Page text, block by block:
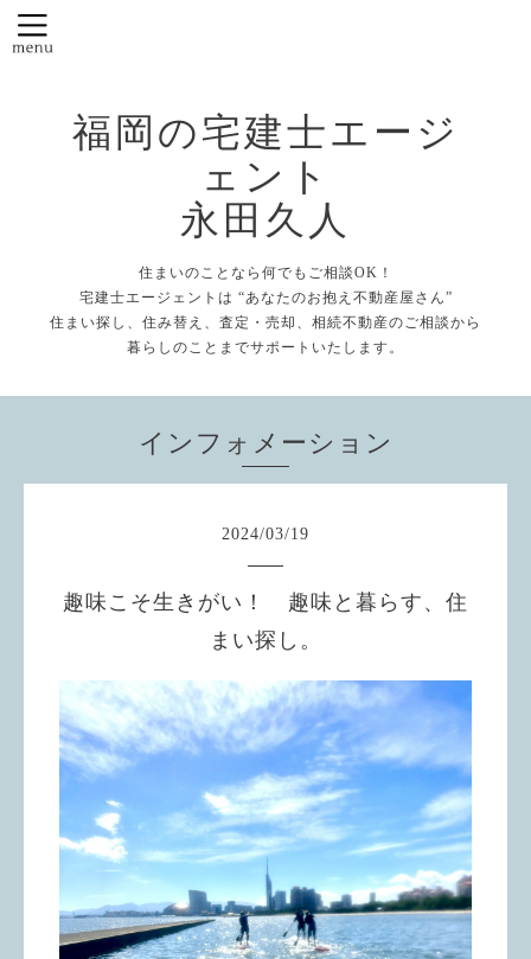
福岡の宅建士エージ
ェント
永田久人
住まいのことなら何でもご相談OK！
宅建士エージェントは “あなたのお抱え不動産屋さん”
住まい探し、住み替え、査定・売却、相続不動産のご相談から
暮らしのことまでサポートいたします。
インフォメーション
2024/03/19
趣味こそ生きがい！ 趣味と暮らす、住
まい探し。